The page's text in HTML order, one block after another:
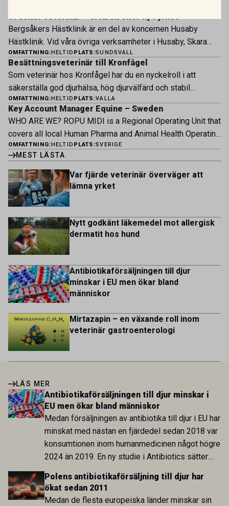
veterinärer med specialistkompetens som vill vara med
och forma vårt nästa kapitel. Hos oss möter du ett
engagerat team, moderna faciliteter och verkliga
möjligheter att bedriva avancerad djursjukvård. Vad vi
erbjuder Särskilt meriterande: […]
Vi söker veterinär – erfaren eller ny i yrket
Bergsåkers Hästklinik är en del av koncernen Husaby
Hästklinik. Vid våra övriga verksamheter i Husaby, Skara
och Bjertorp jobbar idag ett 60-tal medarbetare. Om kliniken
Bergsåkers Hästklinik bedriver veterinärverksamhet i en
modern klinik vid Bergsåkers travbana, Sundsvall. Vi
erbjuder ett mångfasetterat utbud av undersökningar och
behandlingar i välutrustade lokaler. Vi har cirka 7 500
patienter […]
OMFATTNING: HELTID PLATS:SUNDSVALL
Besättningsveterinär till Kronfågel
Som veterinär hos Kronfågel har du en nyckelroll i att
säkerställa god djurhälsa, hög djurvälfärd och stabil
produktion genom hela värdekedjan. Du arbetar nära våra
kontrakterade uppfödare och tillsammans med kollegor
inom produktion, kläckeri, slakt och kvalitet. Rollen präglas
av proaktivt arbete, kunskapsdelning och kontinuerlig
utveckling, där du bidrar till att stärka svensk
OMFATTNING: HELTID PLATS:VALLA
Key Account Manager Equine – Sweden
WHO ARE WE? ROPU MIDI is a Regional Operating Unit that
covers all local Human Pharma and Animal Health Operating
Units across Belgium, Denmark, Norway, Finland, Greece,
Portugal, Sweden, and The Netherlands. MIDI has a
multicultural and diverse work environment. More than
1.800 employees are striving to work together to improve
lives for patients and […]
OMFATTNING: HELTID PLATS:SVERIGE
MEST LÄSTA
Var fjärde veterinär överväger att
lämna yrket
Nytt godkänt läkemedel mot allergisk
dermatit hos hund
Antibiotikaförsäljningen till djur
minskar i EU men ökar bland
människor
Mirtazapin – en växande roll inom
veterinär gastroenterologi
LÄS MER
Antibiotikaförsäljningen till djur minskar i
EU men ökar bland människor
Medan försäljningen av antibiotika till djur i EU har
minskat med nästan en fjärdedel sedan 2018 var
konsumtionen inom humanmedicinen något högre
2024 än 2019. En ny studie i Antibiotics sätter
utvecklingen inom de båda sektorerna sida vid
sida och pekar på en obalans i EU:s One Health-
arbete.
Polens antibiotikaförsäljning till djur har
ökat sedan 2011
Medan de flesta europeiska länder minskar sin